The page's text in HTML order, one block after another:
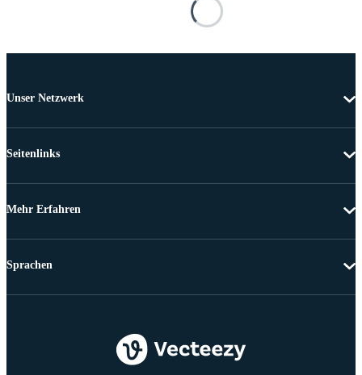
Unser Netzwerk
Seitenlinks
Mehr Erfahren
Sprachen